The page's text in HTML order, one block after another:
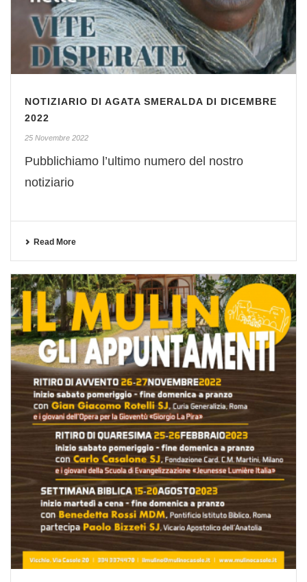
NOTIZIARIO DI AGATA SMERALDA DI DICEMBRE
2022
25 Novembre 2022
Pubblichiamo l’ultimo numero del nostro
notiziario
Read More